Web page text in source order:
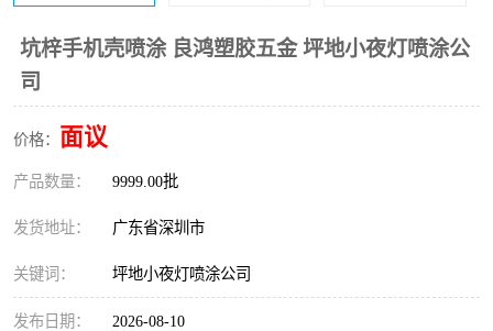
坑梓手机壳喷涂 良鸿塑胶五金 坪地小夜灯喷涂公
司
价格： 面议
产品数量： 9999.00批
发货地址： 广东省深圳市
关键词： 坪地小夜灯喷涂公司
发布日期： 2026-08-10